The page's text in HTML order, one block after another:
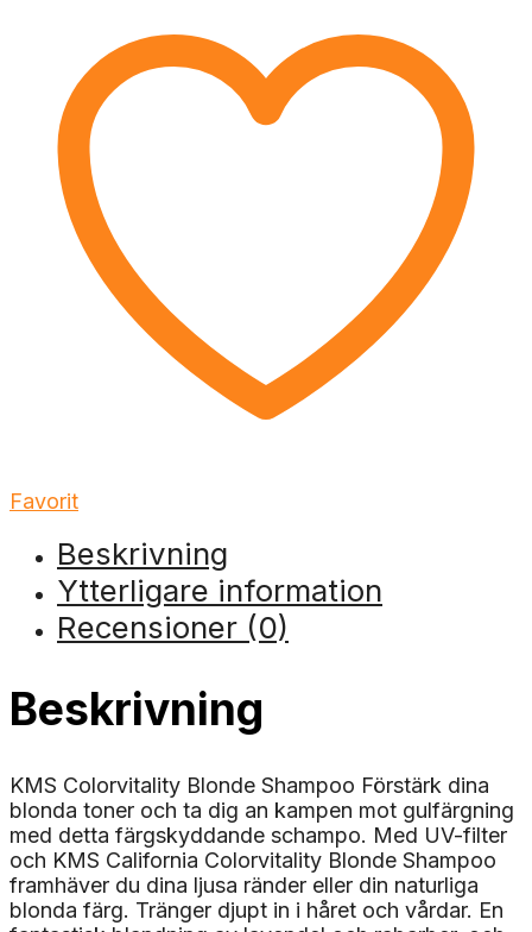
Favorit
Beskrivning
Ytterligare information
Recensioner (0)
Beskrivning
KMS Colorvitality Blonde Shampoo Förstärk dina
blonda toner och ta dig an kampen mot gulfärgning
med detta färgskyddande schampo. Med UV-filter
och KMS California Colorvitality Blonde Shampoo
framhäver du dina ljusa ränder eller din naturliga
blonda färg. Tränger djupt in i håret och vårdar. En